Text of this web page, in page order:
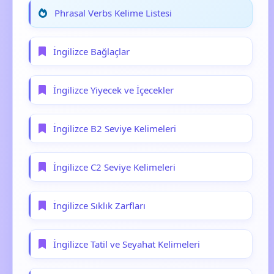
Phrasal Verbs Kelime Listesi
İngilizce Bağlaçlar
İngilizce Yiyecek ve İçecekler
İngilizce B2 Seviye Kelimeleri
İngilizce C2 Seviye Kelimeleri
İngilizce Sıklık Zarfları
İngilizce Tatil ve Seyahat Kelimeleri